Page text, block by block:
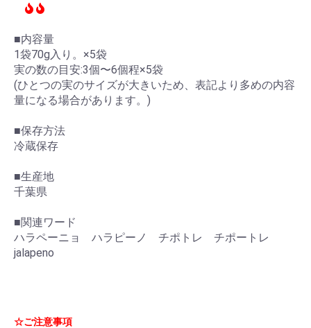
■内容量
1袋70g入り。×5袋
実の数の目安:3個〜6個程×5袋
(ひとつの実のサイズが大きいため、表記より多めの内容
量になる場合があります。)
■保存方法
冷蔵保存
■生産地
千葉県
■関連ワード
ハラペーニョ ハラピーノ チポトレ チポートレ
jalapeno
☆ご注意事項